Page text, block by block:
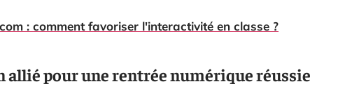
: comment favoriser l'interactivité en classe ?
allié pour une rentrée numérique réussie